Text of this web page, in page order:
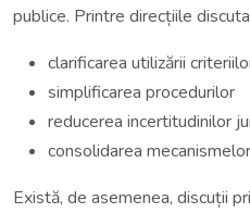
publice. Printre direcțiile
clarificarea utilizării
simplificarea procedurilor
reducerea incertitudinilor
consolidarea
Există, de asemenea, discuții